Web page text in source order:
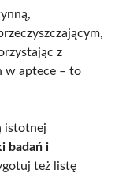
z
w aptece – to
istotnej
badań i
też listę